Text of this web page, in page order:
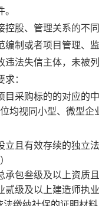
控股、管理关系的不
制或者项目管理、
法失信主体，未被
：
目采购标的的对应
均视同小型、微型企
立且有效存续的独
承包叁级及以上资质
贰级及以上建造师